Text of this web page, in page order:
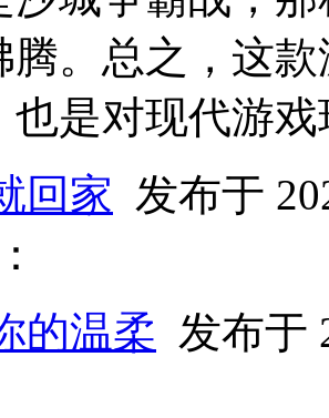
腾。总之，这
也是对现代游
回家 发布于
的温柔 发布于